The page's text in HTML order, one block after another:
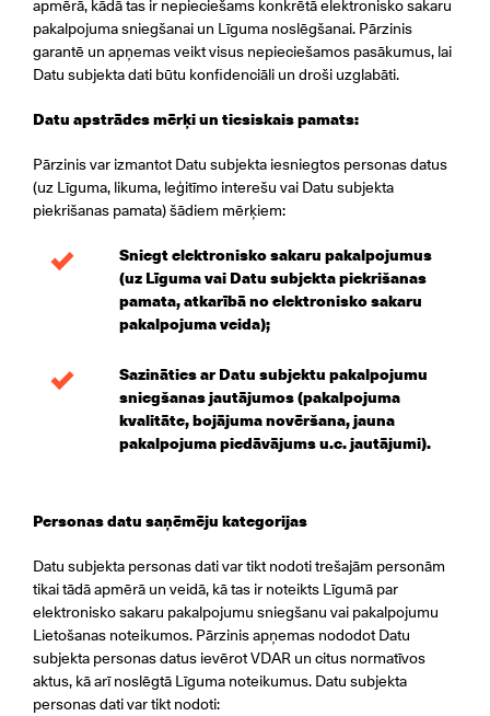
apmērā, kādā tas ir nepieciešams konkrētā elektronisko sakaru
pakalpojuma sniegšanai un Līguma noslēgšanai. Pārzinis
garantē un apņemas veikt visus nepieciešamos pasākumus, lai
Datu subjekta dati būtu konfidenciāli un droši uzglabāti.
Datu apstrādes mērķi un tiesiskais pamats:
Pārzinis var izmantot Datu subjekta iesniegtos personas datus
(uz Līguma, likuma, leģitīmo interešu vai Datu subjekta
piekrišanas pamata) šādiem mērķiem:
Sniegt elektronisko sakaru pakalpojumus
(uz Līguma vai Datu subjekta piekrišanas
pamata, atkarībā no elektronisko sakaru
pakalpojuma veida);
Sazināties ar Datu subjektu pakalpojumu
sniegšanas jautājumos (pakalpojuma
kvalitāte, bojājuma novēršana, jauna
pakalpojuma piedāvājums u.c. jautājumi).
Personas datu saņēmēju kategorijas
Datu subjekta personas dati var tikt nodoti trešajām personām
tikai tādā apmērā un veidā, kā tas ir noteikts Līgumā par
elektronisko sakaru pakalpojumu sniegšanu vai pakalpojumu
Lietošanas noteikumos. Pārzinis apņemas nododot Datu
subjekta personas datus ievērot VDAR un citus normatīvos
aktus, kā arī noslēgtā Līguma noteikumus. Datu subjekta
personas dati var tikt nodoti: